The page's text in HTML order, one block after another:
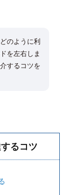
のように利
を左右しま
するコツを
るコツ